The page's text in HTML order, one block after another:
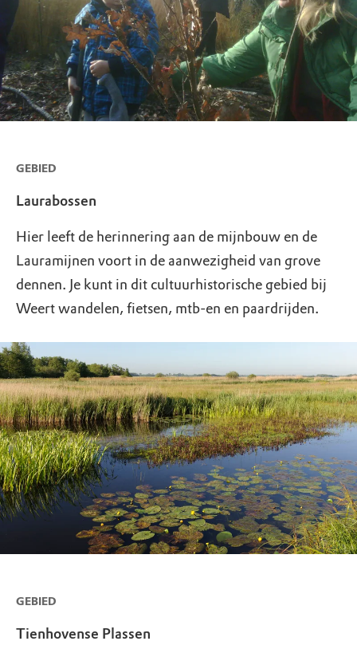
GEBIED
Laurabossen
Hier leeft de herinnering aan de mijnbouw en de
Lauramijnen voort in de aanwezigheid van grove
dennen. Je kunt in dit cultuurhistorische gebied bij
Weert wandelen, fietsen, mtb-en en paardrijden.
GEBIED
Tienhovense Plassen